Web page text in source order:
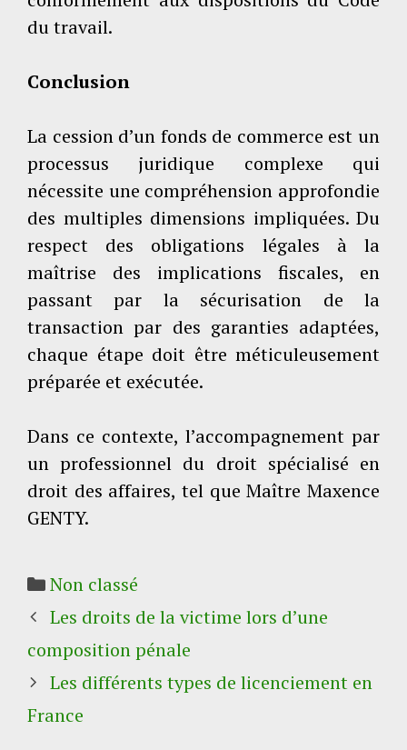
du travail.
Conclusion
La cession d’un fonds de commerce est un
processus juridique complexe qui
nécessite une compréhension approfondie
des multiples dimensions impliquées. Du
respect des obligations légales à la
maîtrise des implications fiscales, en
passant par la sécurisation de la
transaction par des garanties adaptées,
chaque étape doit être méticuleusement
préparée et exécutée.
Dans ce contexte, l’accompagnement par
un professionnel du droit spécialisé en
droit des affaires, tel que Maître Maxence
GENTY.
Catégories
Non classé
Les droits de la victime lors d’une
composition pénale
Les différents types de licenciement en
France